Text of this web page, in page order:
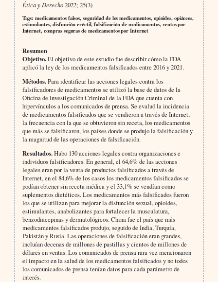
Ética y Derecho2022; 25(3)
Tags: medicamentos falsos, seguridad de los medicamentos, opioides, opiáceos,
estimulantes, disfunción eréctil, falsificación de medicamentos, ventas por
Internet, compras seguras de medicamentos por Internet
Resumen
Objetivo.El objetivo de este estudio fue describir cómo la FDA
aplicó la ley de los medicamentos falsificados entre 2016 y 2021.
Métodos.Para identificar las acciones legales contra los
falsificadores de medicamentos se utilizó la base de datos de la
Oficina de Investigación Criminal de la FDA que cuenta con
hipervínculos a los comunicados de prensa. Se evaluó la incidencia
de medicamentos falsificados que se vendieron a través de Internet,
la frecuencia con la que se obtuvieron sin receta, los medicamentos
que más se falsificaron, los países donde se produjo la falsificación y
la magnitud de las operaciones de falsificación.
Resultados.Hubo 130 acciones legales contra organizaciones e
individuos falsificadores. En general, el 64,6% de las acciones
legales eran por la venta de productos falsificados a través de
Internet, en el 84,6% de los casos los medicamentos falsificados se
podían obtener sin receta médica y el 33,1% se vendían como
suplementos dietéticos. Los medicamentos más falsificados fueron
los que se utilizan para mejorar la disfunción sexual, opioides,
estimulantes, anabolizantes para fortalecer la musculatura,
benzodiacepinas y dermatológicos. China fue el país que más
medicamentos falsificados produjo, seguido de India, Turquía,
Pakistán y Rusia. Las operaciones de falsificación eran grandes,
incluían decenas de millones de pastillas y cientos de millones de
dólares en ventas. Los comunicados de prensa rara vez mencionaron
el impacto en la salud de los medicamentos falsificados y no todos
los comunicados de prensa tenían datos para cada parámetro de
interés.